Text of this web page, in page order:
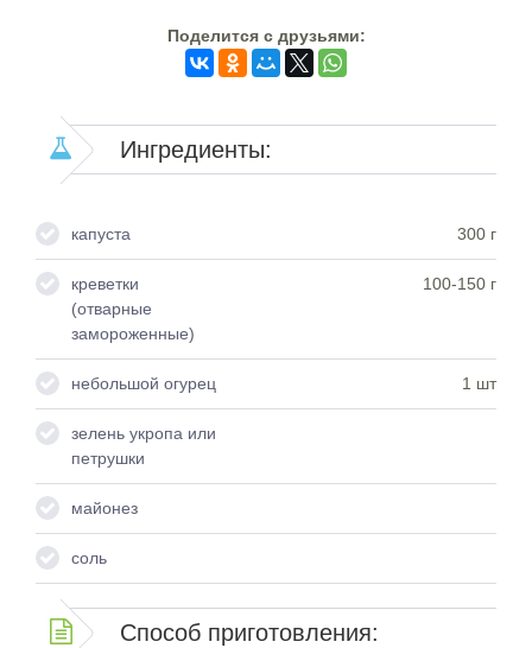
Поделится c друзьями:
Ингредиенты:
капуста 300 г
креветки
(отварные
замороженные)
100-150 г
небольшой огурец 1 шт
зелень укропа или
петрушки
майонез
соль
Способ приготовления: